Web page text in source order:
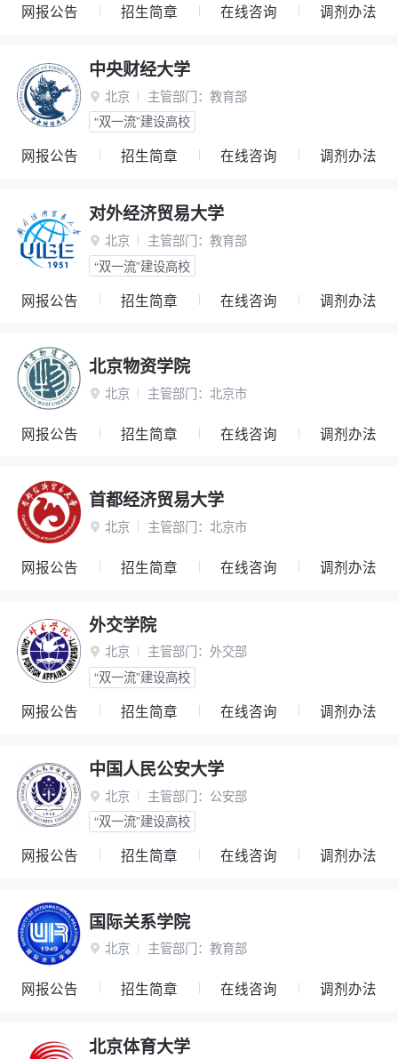
网报公告 招生简章 在线咨询 调剂办法
中央财经大学
 北京 主管部门： 教育部
“双一流”建设高校
网报公告 招生简章 在线咨询 调剂办法
对外经济贸易大学
 北京 主管部门： 教育部
“双一流”建设高校
网报公告 招生简章 在线咨询 调剂办法
北京物资学院
 北京 主管部门： 北京市
网报公告 招生简章 在线咨询 调剂办法
首都经济贸易大学
 北京 主管部门： 北京市
网报公告 招生简章 在线咨询 调剂办法
外交学院
 北京 主管部门： 外交部
“双一流”建设高校
网报公告 招生简章 在线咨询 调剂办法
中国人民公安大学
 北京 主管部门： 公安部
“双一流”建设高校
网报公告 招生简章 在线咨询 调剂办法
国际关系学院
 北京 主管部门： 教育部
网报公告 招生简章 在线咨询 调剂办法
北京体育大学